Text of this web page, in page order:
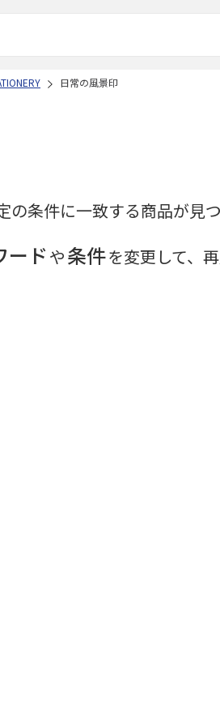
日常の風景印
の条件に一致する商品が見
ードや条件を変更して、